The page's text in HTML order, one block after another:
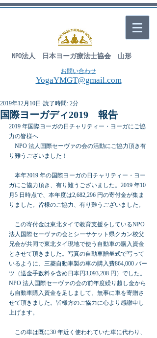
NPO法人 日本ヨーガ療法士協会 山形
お問い合わせ
YogaYMGT@gmail.com
国際ヨーガディ2019 報告
2019年12月10日 読了時間: 2分
2019 年国際ヨーガの日チャリティー・ヨーガにご協
力の皆様へ
NPO 法人国際セーヴァの会の活動にご協力頂き有
り難うございました！
本年2019 年の国際ヨーガの日チャリティー・ヨー
ガにご協力頂き、有り難うございました。2019 年10
月5 日時点で、本年度は2,682,296 円の寄付金が集ま
りました。皆様のご協力、有り難うございました。
この寄付金は東北タイで教育支援をしているNPO
法人国際セーヴァの会とシーサケット県クカン校父
兄会が共同で東北タイ現地で使う自動車の購入資金
とさせて頂きました。写真の自動車贈呈式で写って
いるように、三菱自動車製の車の購入費864,000 バー
ツ（送金手数料を含め日本円3,093,208 円）でした。
NPO 法人国際セーヴァの会の前年度繰り越し金から
も自動車購入資金を足しまして、無事に車を寄贈さ
せて頂きました。皆様方のご協力に心より感謝申し
上げます。
この車は既に30 年近く使われていた車に代わり、